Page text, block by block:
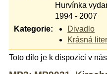
Hurvínka
1994 - 2007
Kategorie:
Divadlo
Krásná
Toto dílo je k dispozici v